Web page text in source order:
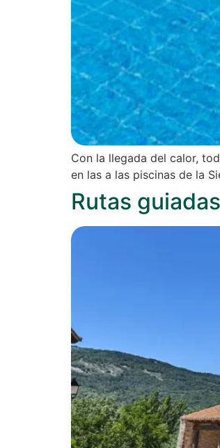
Con la llegada del calor,
en las a las piscinas de la
Rutas